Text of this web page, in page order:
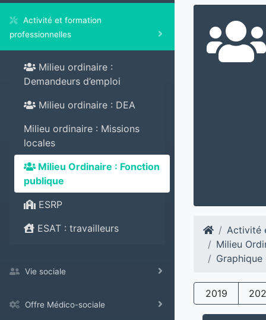
Activité et formation
professionnelles
Milieu ordinaire :
Demandeurs d’emploi
Milieu ordinaire : DEA
Milieu ordinaire : Missions
locales
Milieu Ordinaire : Fonction
publique
ESRP
ESAT : travailleurs
Vie sociale
Offre Médico-sociale
Activité
Milieu
2019